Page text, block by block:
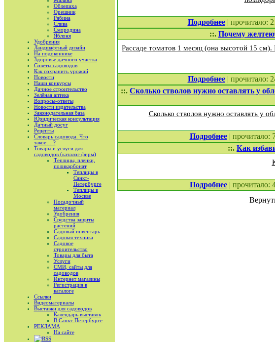
Облепиха
Орешник
Рябина
Слива
Смородина
Яблоня
Удобрения
Ландшафтный дизайн
На подоконнике
Здоровье дачного участка
Советы садоводов
Как сохранить урожай
Новости
Наши конкурсы
Дачное строительство
Зелёная аптека
Вопросы-ответы
Новости издательства
Законодательная база
Юридическая консультация
Дачный досуг
Рецепты
Словарь садовода. Что
такое… ?
Товары и услуги для
садоводов (каталог фирм)
Теплицы, пленки,
поликарбонат
Теплицы в
Санкт-
Петербурге
Теплицы в
Москве
Посадочный
материал
Удобрения
Средства защиты
растений
Садовый инвентарь
Садовая техника
Садовое
строительство
Товары для быта
Услуги
СМИ, сайты для
садоводов
Интернет магазины
Регистрация в
каталоге
Ссылки
Видеоматериалы
Выставки для садоводов
Календарь выставок
В Санкт-Петербурге
РЕКЛАМА
На сайте
RSS
Подробнее| прочитало:
::. Почему
Рассаде томатов 1 месяц (она высотой 15
Подробнее| прочитало:
::. Сколько стволов нужно оставлять у
Сколько стволов нужно оставлять у
Подробнее| прочитало:
::. Как
Подробнее| прочитало: